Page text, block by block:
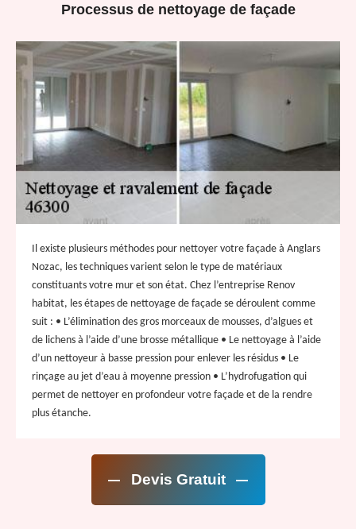
Processus de nettoyage de façade
Il existe plusieurs méthodes pour nettoyer votre façade à Anglars
Nozac, les techniques varient selon le type de matériaux
constituants votre mur et son état. Chez l’entreprise Renov
habitat, les étapes de nettoyage de façade se déroulent comme
suit : • L’élimination des gros morceaux de mousses, d’algues et
de lichens à l’aide d’une brosse métallique • Le nettoyage à l’aide
d’un nettoyeur à basse pression pour enlever les résidus • Le
rinçage au jet d’eau à moyenne pression • L’hydrofugation qui
permet de nettoyer en profondeur votre façade et de la rendre
plus étanche.
Devis Gratuit